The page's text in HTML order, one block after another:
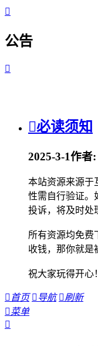

公告

必读须知
2025-3-1作者:
本站资源来源于
性需自行验证。
投诉，将及时处
所有资源均免费
收钱，那你就是
祝大家玩得开心！
 首页  导航 刷新
菜单
